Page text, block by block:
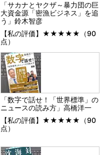
「サカナとヤクザ～暴力団の巨
大資金源「密漁ビジネス」を追
う」鈴木智彦
【私の評価】★★★★★（90
点）
「数字で話せ！「世界標準」の
ニュースの読み方」高橋洋一
【私の評価】★★★★★（90
点）